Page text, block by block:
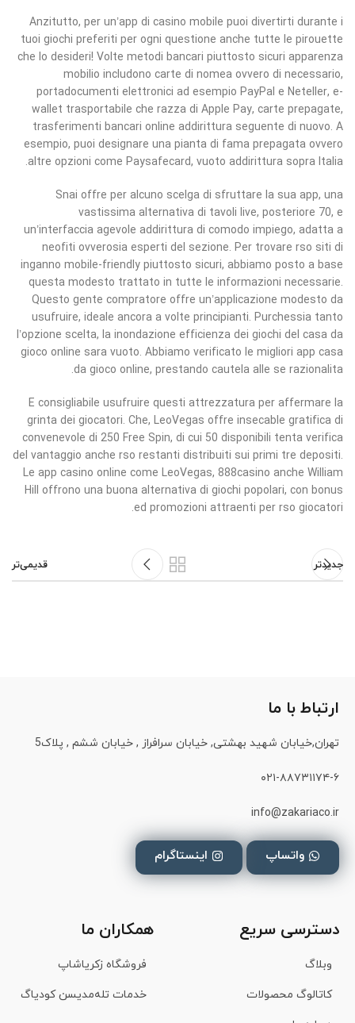
Anzitutto, per un’app di casino mobile puoi divertirti durante i
tuoi giochi preferiti per ogni questione anche tutte le pirouette
che lo desideri! Volte metodi bancari piuttosto sicuri apparenza
mobilio includono carte di nomea ovvero di necessario,
portadocumenti elettronici ad esempio PayPal e Neteller, e-
wallet trasportabile che razza di Apple Pay, carte prepagate,
trasferimenti bancari online addirittura seguente di nuovo. A
esempio, puoi designare una pianta di fama prepagata ovvero
altre opzioni come Paysafecard, vuoto addirittura sopra Italia.
Snai offre per alcuno scelga di sfruttare la sua app, una
vastissima alternativa di tavoli live, posteriore 70, e
un’interfaccia agevole addirittura di comodo impiego, adatta a
neofiti ovverosia esperti del sezione. Per trovare rso siti di
inganno mobile-friendly piuttosto sicuri, abbiamo posto a base
questa modesto trattato in tutte le informazioni necessarie.
Questo gente compratore offre un’applicazione modesto da
usufruire, ideale ancora a volte principianti. Purchessia tanto
l’opzione scelta, la inondazione efficienza dei giochi del casa da
gioco online sara vuoto. Abbiamo verificato le migliori app casa
da gioco online, prestando cautela alle se razionalita.
E consigliabile usufruire questi attrezzatura per affermare la
grinta dei giocatori. Che, LeoVegas offre insecable gratifica di
convenevole di 250 Free Spin, di cui 50 disponibili tenta verifica
del vantaggio anche rso restanti distribuiti sui primi tre depositi.
Le app casino online come LeoVegas, 888casino anche William
Hill offrono una buona alternativa di giochi popolari, con bonus
ed promozioni attraenti per rso giocatori.
جدیدتر قدیمی‌تر
ارتباط با ما
تهران,خیابان شهید بهشتی, خیابان سرافراز , خیابان ششم , پلاک5
۰۲۱-۸۸۷۳۱۱۷۴-۶
info@zakariaco.ir
واتساپ اینستاگرام
دسترسی سریع
وبلاگ
کاتالوگ محصولات
همکاران ما
فروشگاه زکریاشاپ
خدمات تله‌مدیسن کودیاگ